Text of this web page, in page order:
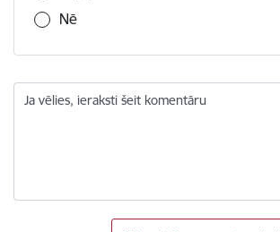
Nē
Ja vēlies, ieraksti šeit komentāru